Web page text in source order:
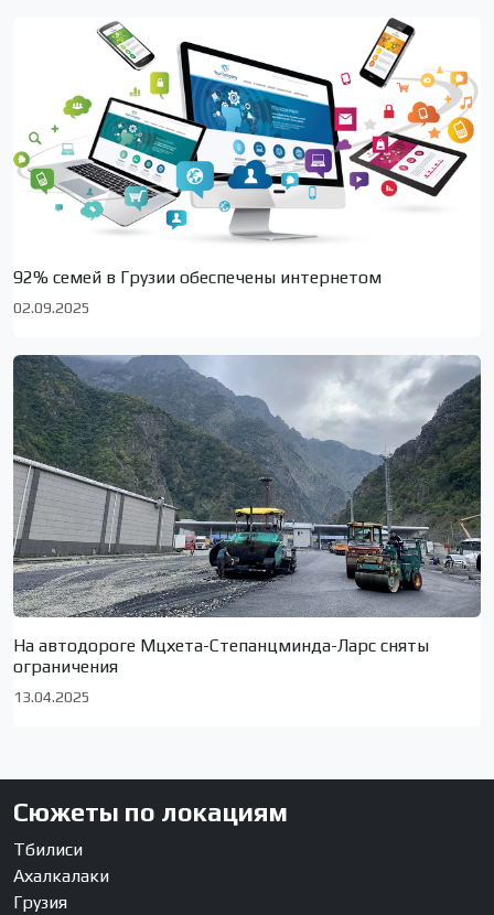
92% семей в Грузии обеспечены интернетом
02.09.2025
На автодороге Мцхета-Степанцминда-Ларс сняты
ограничения
13.04.2025
Сюжеты по локациям
Тбилиси
Ахалкалаки
Грузия